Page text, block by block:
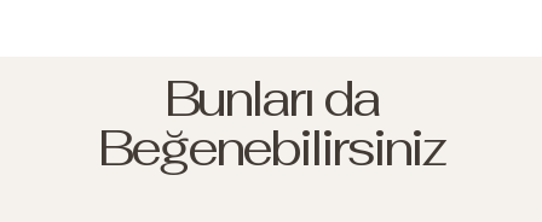
Bunları da
Beğenebilirsiniz